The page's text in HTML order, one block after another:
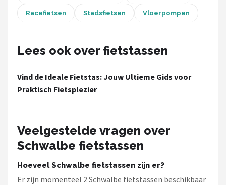
Alle merken →
Racefietsen Stadsfietsen Vloerpompen
Lees ook over fietstassen
Vind de Ideale Fietstas: Jouw Ultieme Gids voor
Praktisch Fietsplezier
Veelgestelde vragen over
Schwalbe fietstassen
Hoeveel Schwalbe fietstassen zijn er?
Er zijn momenteel 2 Schwalbe fietstassen beschikbaar